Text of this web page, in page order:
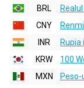
BRL
CNY
INR
Rupia
KRW
100
MXN